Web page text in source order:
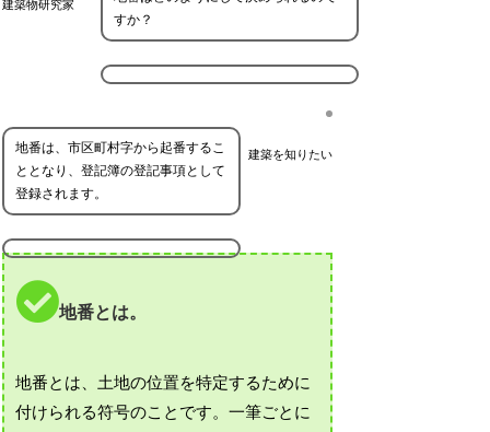
建築物研究家
すか？
建築を知りたい
地番は、市区町村字から起番するこ
ととなり、登記簿の登記事項として
登録されます。
地番とは。
地番とは、土地の位置を特定するために
付けられる符号のことです。一筆ごとに